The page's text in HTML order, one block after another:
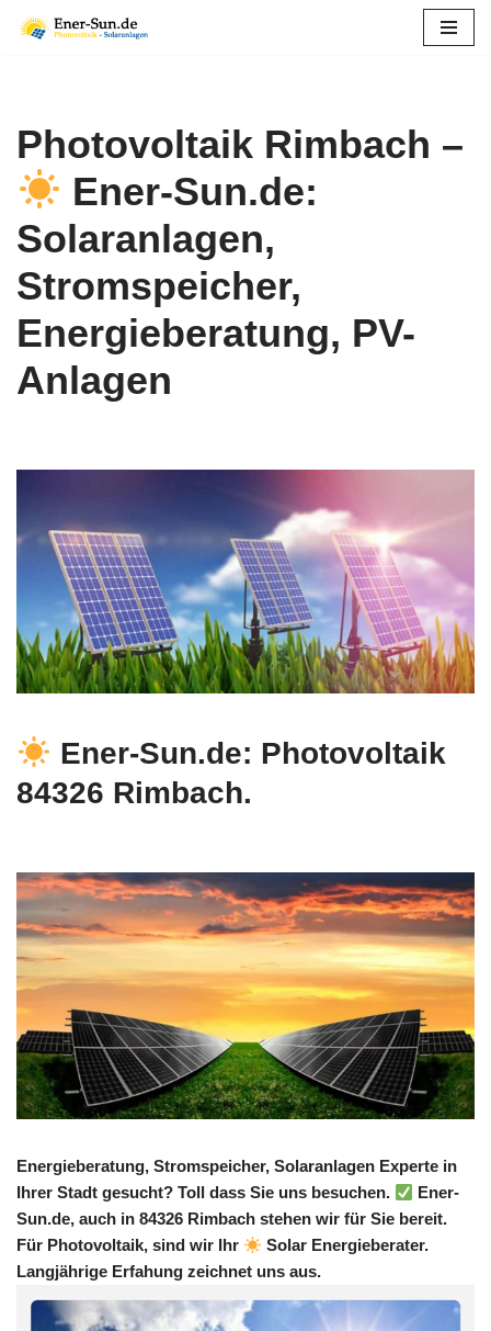
Photovoltaik Rimbach –
Ener-Sun.de:
Solaranlagen,
Stromspeicher,
Energieberatung, PV-
Anlagen
Ener-Sun.de: Photovoltaik
84326 Rimbach.
Energieberatung, Stromspeicher, Solaranlagen Experte in
Ihrer Stadt gesucht? Toll dass Sie uns besuchen.
Ener-
Sun.de, auch in 84326 Rimbach stehen wir für Sie bereit.
Für Photovoltaik, sind wir Ihr
Solar Energieberater.
Langjährige Erfahung zeichnet uns aus.